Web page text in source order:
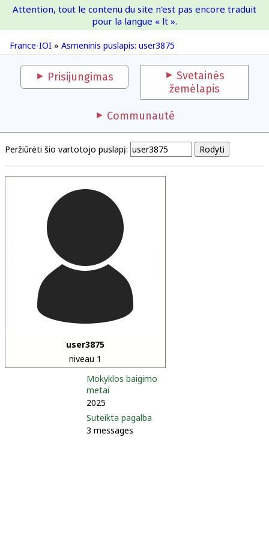
France-IOI
France-IOI » Asmeninis puslapis: user3875
Attention, tout le contenu du site n'est pas encore traduit
pour la langue « lt ».
Prisijungimas
Svetainės
žemėlapis
Communauté
Peržiūrėti šio vartotojo puslapį:
user3875
niveau 1
Mokyklos baigimo
metai
2025
Suteikta pagalba
3 messages